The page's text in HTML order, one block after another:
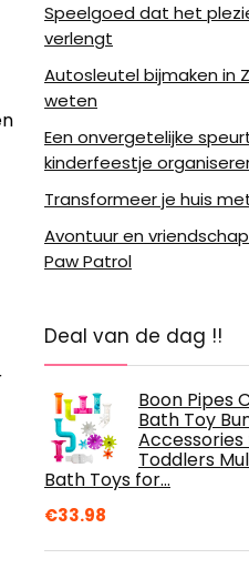
Speelgoed dat het
verlengt
Autosleutel bijmaken in
weten
Een onvergetelijke
kinderfeestje
Transformeer je huis
Avontuur en
Paw Patrol
Deal van de dag !!
Boon Pipes
Bath Toy
Toddlers
Bath Toys for…
€33.98